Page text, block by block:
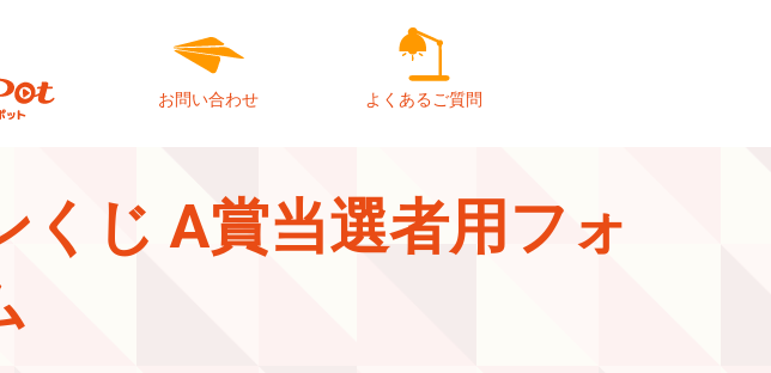
お問い合わせ よくあるご質問
じ A賞当選者用フォ